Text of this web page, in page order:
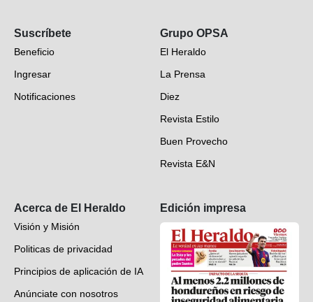
EH Verifica
Fotogalerías
Deportes
Videos
Suscríbete
Beneficio
Ingresar
Notificaciones
Grupo OPSA
El Heraldo
La Prensa
Diez
Revista Estilo
Buen Provecho
Revista E&N
Acerca de El Heraldo
Visión y Misión
Politicas de privacidad
Principios de aplicación de IA
Anúnciate con nosotros
Edición impresa